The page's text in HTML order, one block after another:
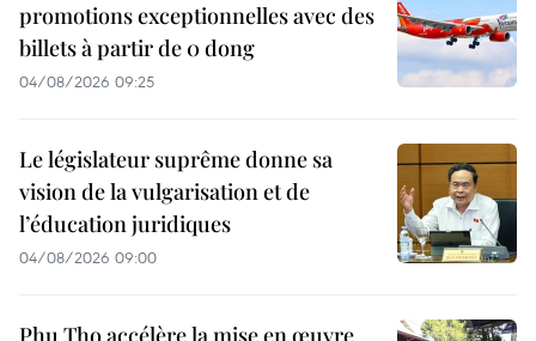
promotions exceptionnelles avec des
billets à partir de 0 dong
04/08/2026 09:25
Le législateur suprême donne sa
vision de la vulgarisation et de
l’éducation juridiques
04/08/2026 09:00
Phu Tho accélère la mise en œuvre